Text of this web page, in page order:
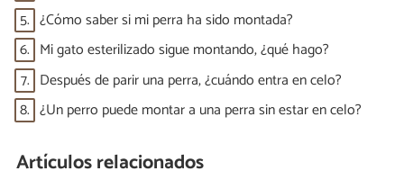
5. ¿Cómo saber si mi perra ha sido montada?
6. Mi gato esterilizado sigue montando, ¿qué hago?
7. Después de parir una perra, ¿cuándo entra en celo?
8. ¿Un perro puede montar a una perra sin estar en celo?
Artículos relacionados